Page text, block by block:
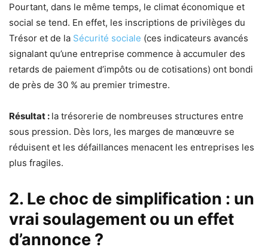
Pourtant, dans le même temps, le climat économique et
social se tend. En effet, les inscriptions de privilèges du
Trésor et de la Sécurité sociale (ces indicateurs avancés
signalant qu’une entreprise commence à accumuler des
retards de paiement d’impôts ou de cotisations) ont bondi
de près de 30 % au premier trimestre.
Résultat : la trésorerie de nombreuses structures entre
sous pression. Dès lors, les marges de manœuvre se
réduisent et les défaillances menacent les entreprises les
plus fragiles.
2. Le choc de simplification : un
vrai soulagement ou un effet
d’annonce ?